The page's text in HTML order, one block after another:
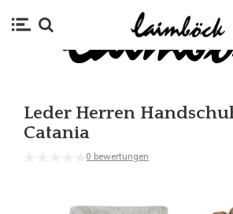
Leder Herren
Catania
0 bewertungen